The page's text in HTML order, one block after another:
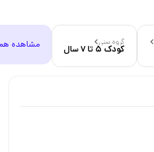
گروه سنی
کودک 5 تا 7 سال مشاهده